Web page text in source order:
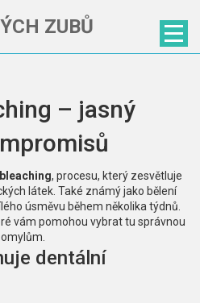
ZUBŮ
– jasný
, procesu, který zesvětluje
látek . Také známý jako bělení
úsměvu během několika týdnů.
vám pomohou vybrat tu správnou
dentální